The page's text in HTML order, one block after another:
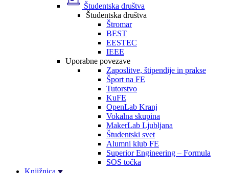
Študentska društva
Študentska društva
Štromar
BEST
EESTEC
IEEE
Uporabne povezave
Zaposlitve, štipendije in prakse
Šport na FE
Tutorstvo
KuFE
OpenLab Kranj
Vokalna skupina
MakerLab Ljubljana
Študentski svet
Alumni klub FE
Superior Engineering – Formula
SOS točka
Knjižnica